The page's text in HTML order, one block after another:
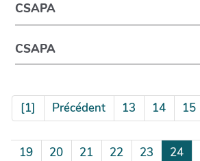
CSAPA
CSAPA
[1] Précédent 13 14 15
19
20 21 22 23 24